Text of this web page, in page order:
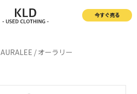
今すぐ売る
AURALEE / オーラリー